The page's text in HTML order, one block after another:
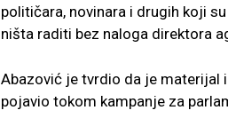
političara, novinara i drugih koji
ništa raditi bez naloga direktora
Abazović je tvrdio da je materijal
pojavio tokom kampanje za